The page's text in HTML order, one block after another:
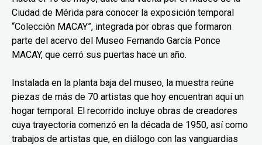
Ciudad de Mérida para conocer la exposición temporal
“Colección MACAY”, integrada por obras que formaron
parte del acervo del Museo Fernando García Ponce
MACAY, que cerró sus puertas hace un año.
Instalada en la planta baja del museo, la muestra reúne
piezas de más de 70 artistas que hoy encuentran aquí un
hogar temporal. El recorrido incluye obras de creadores
cuya trayectoria comenzó en la década de 1950, así como
trabajos de artistas que, en diálogo con las vanguardias